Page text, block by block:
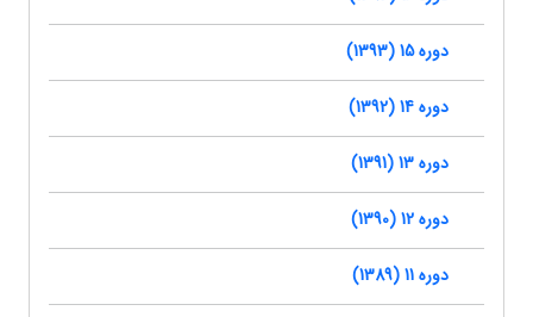
دوره 15 (1393)
دوره 14 (1392)
دوره 13 (1391)
دوره 12 (1390)
دوره 11 (1389)